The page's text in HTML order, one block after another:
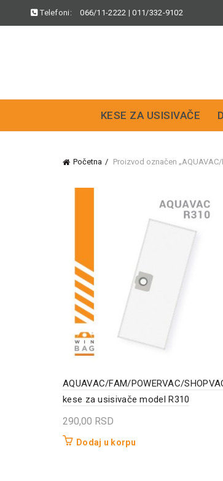
Telefoni: 066/11-2222 |011/332-9102
KESE ZA USISIVAČE
Početna Proizvod označen
AQUAVAC/FAM/POWERVAC/
kese za usisivače model R310
290,00 RSD
Dodaj u korpu